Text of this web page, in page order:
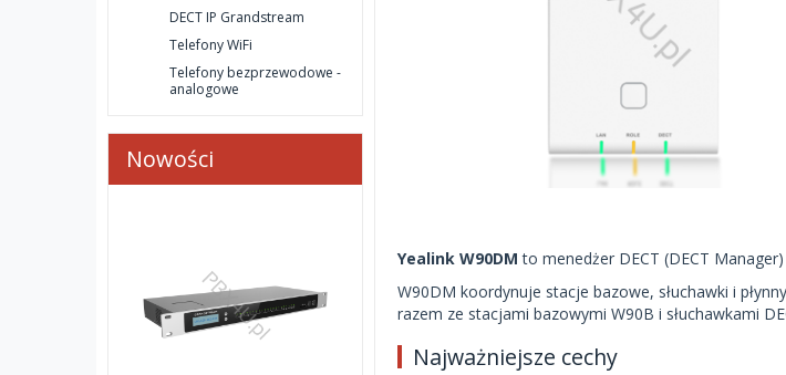
Yealink W90DM to menedżer DECT (DECT
W90DM koordynuje stacje bazowe, słuchawki i
razem ze stacjami bazowymi W90B i słuchawkami
Najważniejsze cechy
DECT IP Grandstream
Telefony WiFi
Telefony bezprzewodowe -
analogowe
Nowości